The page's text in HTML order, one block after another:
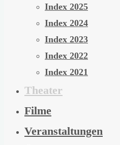
Index 2025
Index 2024
Index 2023
Index 2022
Index 2021
Theater
Filme
Veranstaltungen